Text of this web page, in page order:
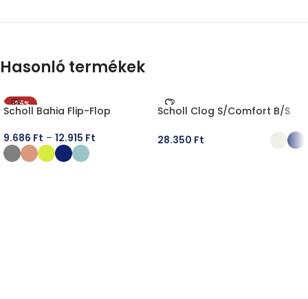
Hasonló termékek
-25%
Scholl Bahia Flip-Flop
9.686 Ft – 12.915 Ft
Scholl Clog S/Comfort B/S
28.350 Ft